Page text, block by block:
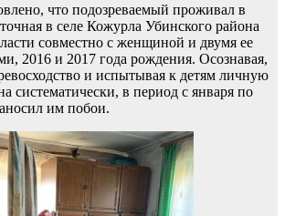
что подозреваемый проживал в
в селе Кожурла Убинского района
совместно с женщиной и двумя ее
2016 и 2017 года рождения. Осознавая,
и испытывая к детям личную
систематически, в период с января по
им побои.